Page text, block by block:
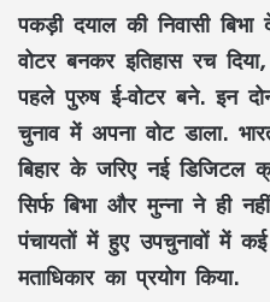
पकड़ी दयाल की निवासी
वोटर बनकर इतिहास रच
पहले पुरुष ई-वोटर बने. इन
चुनाव में अपना वोट डाला.
बिहार के जरिए नई डिजिटल
सिर्फ बिभा और मुन्ना ने ही
पंचायतों में हुए उपचुनावों में
मताधिकार का प्रयोग किया.